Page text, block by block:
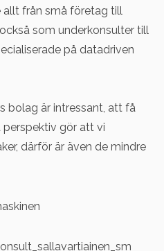
allt från små företag till
som underkonsulter till
på datadriven
bolag är intressant, att få
perspektiv gör att vi
därför är även de mindre